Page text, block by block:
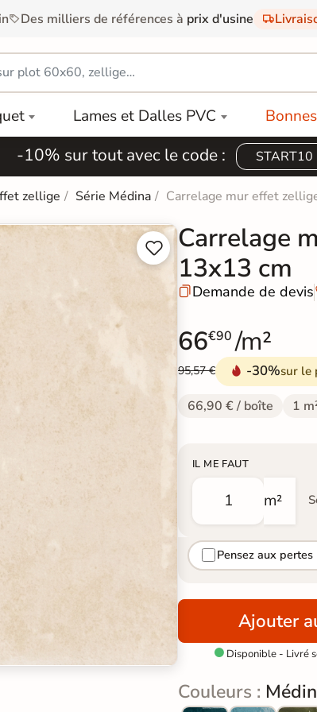
Des milliers de références à prix d'usine
Lames et Dalles PVC
-10% sur tout avec le code : START10
zellige Série Médina Carrelage mur effet


Carrelage
13x13 cm
Demande de devis
66€90 /m²
95,57 € -30%sur le
66,90 € / boîte 1
IL ME FAUT
m²
Pensez aux
Ajouter
 Disponible - Livré
Couleurs :